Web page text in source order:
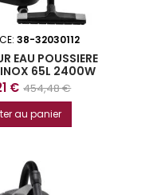
38-32030112
EAU POUSSIERE
65L 2400W
€ Prix
de
base
454,48 €
au panier